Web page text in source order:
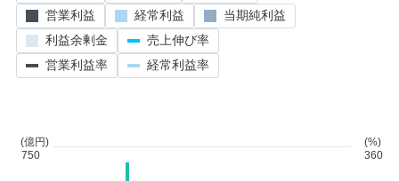
(億円)
750
(%)
360
営業利益
経常利益
当期純利益
利益余剰金
売上伸び率
営業利益率
経常利益率